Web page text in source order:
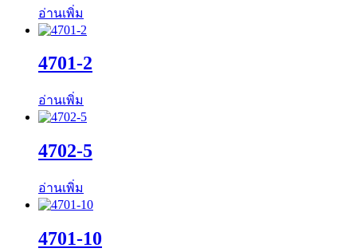
อ่านเพิ่ม
4701-2
อ่านเพิ่ม
4702-5
อ่านเพิ่ม
4701-10